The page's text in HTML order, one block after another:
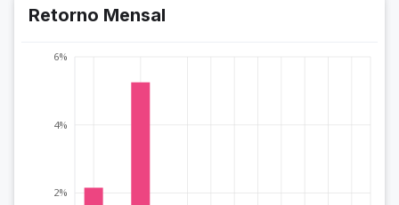
Retorno Mensal
2%
4%
6%